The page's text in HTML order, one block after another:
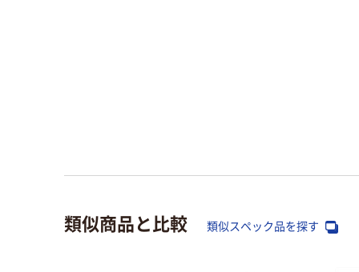
類似商品と比較 類似スペック品を探す